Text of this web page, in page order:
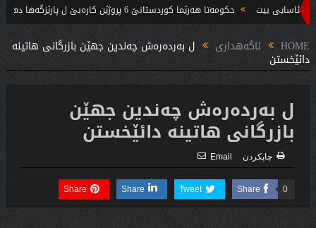
حکومەتا هەرێما کوردستانێ 6 پروژێن کارەبێ ل پارێزگەها دهوکێ هنارتنه‌ قوناغا بجهئینانێ
بریار ده‌رئێخستن
HOME ئاگەهداری ل بەردەرەش چەندین جهێن بازرگانى هاتینە
دائێخستن
ل بەردەرەش چەندین جهێن
بازرگانى هاتینە دائێخستن
چاپكردن Email
Share 0
Tweet
Share
Share